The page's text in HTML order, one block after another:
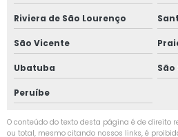
Riviera de São Lourenço
São Vicente
Ubatuba
Peruíbe
O conteúdo do texto desta página é de direito
ou total, mesmo citando nossos links, é